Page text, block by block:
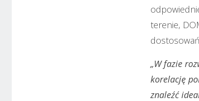
terenie,
„W fazie
korelację
znaleźć